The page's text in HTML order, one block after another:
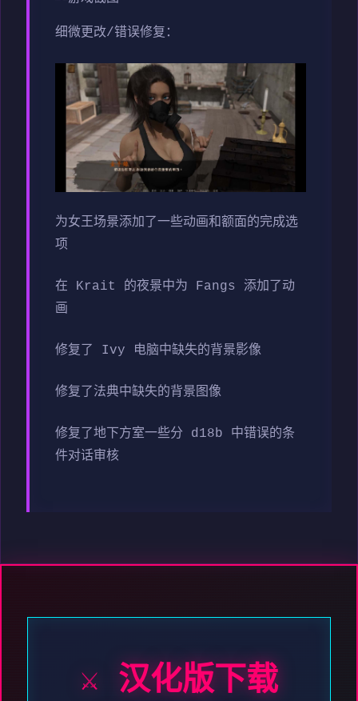
细微更改/错误修复：
为女王场景添加了一些动画和额面的完成选
项
在 Krait 的夜景中为 Fangs 添加了动
画
修复了 Ivy 电脑中缺失的背景影像
修复了法典中缺失的背景图像
修复了地下方室一些分 d18b 中错误的条
件对话审核
⚔️ 汉化版下载